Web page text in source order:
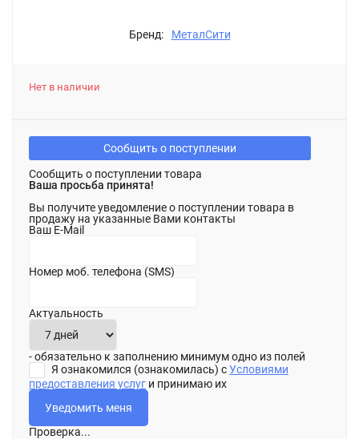
Бренд: МеталСити
Нет в наличии
Сообщить о поступлении
Сообщить о поступлении товара
Ваша просьба принята!
Вы получите уведомление о поступлении товара в
продажу на указанные Вами контакты
Ваш E-Mail
Номер моб. телефона (SMS)
Актуальность
- обязательно к заполнению минимум одно из полей
Я ознакомился (ознакомилась) сУсловиями
предоставления услуг и принимаю их
Проверка...